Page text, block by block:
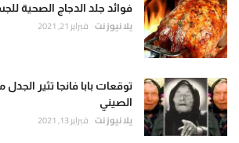
فوائد جلد الدجاج الصحية
يلا نيوز نت فبراير 21, 2021
توقعات بابا فانجا تثير
الصيني
يلا نيوز نت فبراير 13, 2021